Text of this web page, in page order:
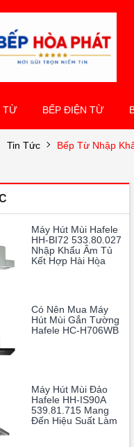
TỪ BẾP ĐIỆN TỪ
Tin Tức Bếp Từ Nhập
Máy Hút Mùi Hafele
HH-BI72 533.80.027
Nhập Khẩu Âm Tủ
Kết Hợp Hài Hòa
Có Nên Mua Máy
Hút Mùi Gắn Tường
Hafele HC-H706WB
Máy Hút Mùi Đảo
Hafele HH-IS90A
539.81.715 Mang
Đến Hiệu Suất Làm